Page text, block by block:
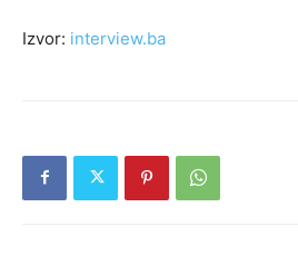
Izvor: interview.ba